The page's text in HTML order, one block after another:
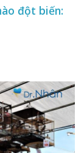
đột biến: